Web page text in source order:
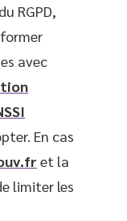
RGPD,
avec
En cas
et la
limiter les